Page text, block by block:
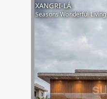
XANGRI-LÁ
Seasons Wonderful Living